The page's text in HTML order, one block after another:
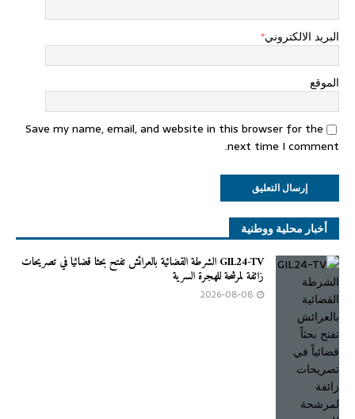
البريد الالكتروني*
الموقع
Save my name, email, and website in this browser for the
next time I comment.
أخبار محلية ووطنية
GIL24-TV الشرطة القضائية بالعرائش تفتح بحثاً قضائياً في تصريحات
زائفة لمرشحة للهجرة السرية
2026-08-08